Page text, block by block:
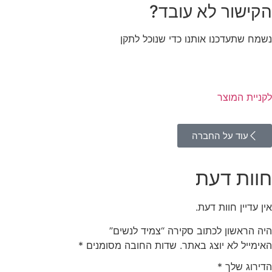
הקישור לא עובד?
נשמח שתעדכנו אותנו כדי שנוכל לתקן
לקניית המוצר
עוד על החברה
חוות דעת
אין עדיין חוות דעת.
היה הראשון לכתוב סקירה “צמיד לנשים”
האימייל לא יוצג באתר. שדות החובה מסומנים *
הדירוג שלך *